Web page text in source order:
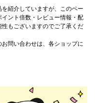
紹介していますが、このペー
ント倍数・レビュー情報・配
もございますのでご了承くだ
問い合わせは、各ショップに